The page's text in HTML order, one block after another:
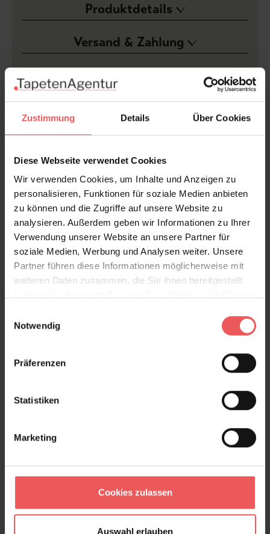
Zustimmung Details Über Cookies
Diese Webseite verwendet Cookies
Wir verwenden Cookies, um Inhalte und Anzeigen zu
personalisieren, Funktionen für soziale Medien anbieten
zu können und die Zugriffe auf unsere Website zu
analysieren. Außerdem geben wir Informationen zu Ihrer
Verwendung unserer Website an unsere Partner für
soziale Medien, Werbung und Analysen weiter. Unsere
Partner führen diese Informationen möglicherweise mit
weiteren Daten zusammen, die Sie ihnen bereitgestellt
Notwendig
Präferenzen
Statistiken
Marketing
Cookies zulassen
Auswahl erlauben
Produktdetails
Versand & Zahlung
Bewertungen
FAQ Teilen!
Sie haben Fragen zum Produkt?
Frage stellen
+49 (0)221 932 81 82
Produktgalerie überspringen
Varianten